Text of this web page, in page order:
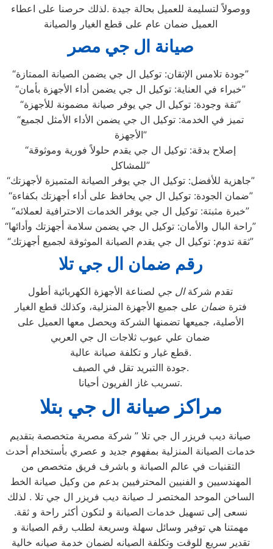
ووصولاً لتسليمة للعميل بحالة جيدة .لذلك حرصنا على اعطاء
العميل ضمان عام على قطع الغيار والصيانة
صيانة ال جي مصر
“جودة تلامس الإتقان: توكيل ال جي يضمن الصيانة الممتازة”
“خبراء في العناية: توكيل ال جي يضمن أداء الأجهزة بأمان”
“ثقة وجودة: توكيل ال جي يوفر صيانة مضمونة للأجهزة”
“تميز في الخدمة: توكيل ال جي يضمن الأداء الأمثل لجميع
الأجهزة”
“إصلاح بدقة: توكيل ال جي يقدم حلولاً فورية وموثوقة
للمشاكل”
“جاهزية للأفضل: توكيل ال جي يوفر الصيانة المتميزة لأجهزتك”
“ضمان الجودة: توكيل ال جي يحافظ على أداء أجهزتك بكفاءة”
“خبرة مثبتة: توكيل ال جي يوفر الخدمات الاحترافية لعملائه”
“راحة البال والأمان: توكيل ال جي يضمن سلامة أجهزتك وأدائها”
“ثقة تدوم: توكيل ال جي يقدم الصيانة الموثوقة لجميع أجهزتك”
رقم ضمان ال جي تلا
تقدم شركةال جي لصناعة الأجهزة الكهربائية أطول
فترةضمان على جميع الأجهزة المنزلية، وكذلك قطع الغيار
الأصلية، جميعها تضمنها الشركة ويحصل معها العميل على
ضمان علي عيوب ثلاجات ال جي العربي
قطع غيار و تكلفة صيانة عالية.
جودة االتبريد تقل في الصيف.
تسريب غاز الفريون أحيانا.
مراكز صيانة ال جي بتلا
صيانة ديب فريزر ال جي تلا ” شركة مصرية متخصصة بتقديم
خدمات الصيانة المنزلية بمفهوم جديد و عصري بأستخدام أحدث
التقنيات في عالم الصيانة و باشرف فريق متخصص من
المهندسيين و الفنيين المحترفيين بدعم من وكيل صيانة الخط
الساخن الموحد المختصر لـ صيانة ديب فريزر ال جي تلا . لذلك
نسعى إلى تسهيل خدمات الصيانة و لتكون أكثر راحة و ثقة.
مهمتنا هي توفير وسائل سهلة وسريعة لطلب رقم الصيانة و
تقدير سريع للوقت وتكلفة الصيانه لضمان خدمة صيانه خالية